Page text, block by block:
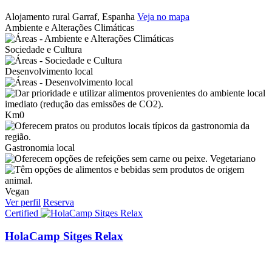
Alojamento rural Garraf, Espanha Veja no mapa
Ambiente e Alterações Climáticas
Sociedade e Cultura
Desenvolvimento local
Km0
Gastronomia local
Vegetariano
Vegan
Ver perfil Reserva
Certified
HolaCamp Sitges Relax